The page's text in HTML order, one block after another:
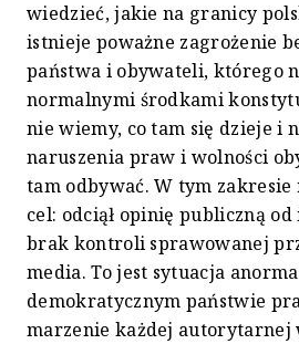
wiedzieć, jakie na granicy
istnieje poważne zagrożenie
państwa i obywateli, którego
normalnymi środkami
nie wiemy, co tam się dzieje i
naruszenia praw i wolności
tam odbywać. W tym zakresie
cel: odciął opinię publiczną
brak kontroli sprawowanej
media. To jest sytuacja
demokratycznym państwie
marzenie każdej autorytarnej